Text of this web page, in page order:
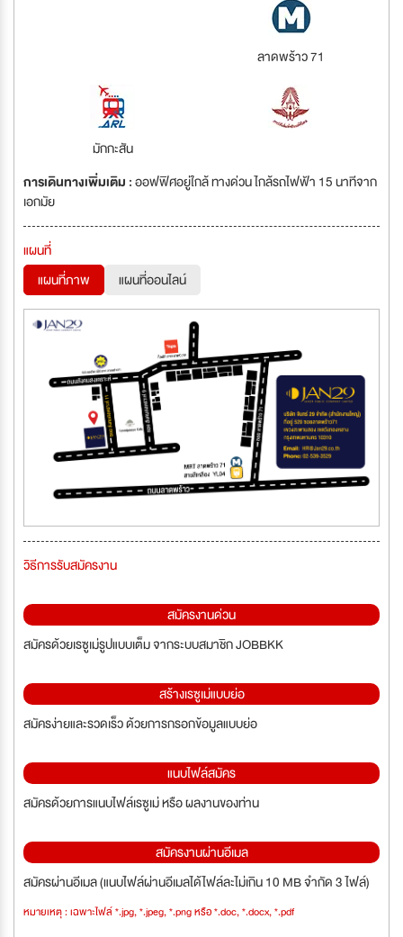
ลาดพร้าว 71
มักกะสัน
การเดินทางเพิ่มเติม :ออฟฟิศอยู่ใกล้ ทางด่วน ไกล้รถไฟฟ้า 15 นาทีจาก
เอกมัย
แผนที่
แผนที่ภาพ
แผนที่ออนไลน์
วิธีการรับสมัครงาน
สมัครงานด่วน
สมัครด้วยเรซูเม่รูปแบบเต็ม จากระบบสมาชิก JOBBKK
สร้างเรซูเม่แบบย่อ
สมัครง่ายและรวดเร็ว ด้วยการกรอกข้อมูลแบบย่อ
แนบไฟล์สมัคร
สมัครด้วยการแนบไฟล์เรซูเม่ หรือ ผลงานของท่าน
สมัครงานผ่านอีเมล
สมัครผ่านอีเมล (แนบไฟล์ผ่านอีเมลได้ไฟล์ละไม่เกิน 10 MB จำกัด 3 ไฟล์)
หมายเหตุ : เฉพาะไฟล์ *.jpg, *.jpeg, *.png หรือ *.doc, *.docx, *.pdf